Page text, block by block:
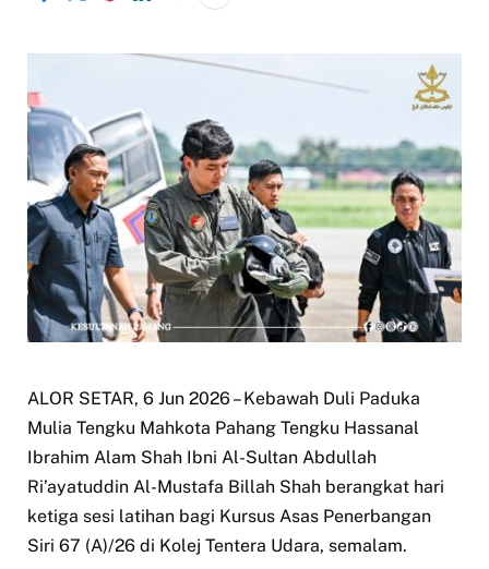
ALOR SETAR, 6 Jun 2026 – Kebawah Duli Paduka
Mulia Tengku Mahkota Pahang Tengku Hassanal
Ibrahim Alam Shah Ibni Al-Sultan Abdullah
Ri’ayatuddin Al-Mustafa Billah Shah berangkat hari
ketiga sesi latihan bagi Kursus Asas Penerbangan
Siri 67 (A)/26 di Kolej Tentera Udara, semalam.